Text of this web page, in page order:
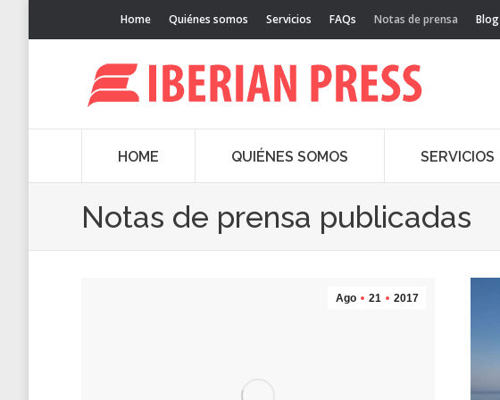
Home Quiénes somos Servicios FAQs Notas de prensa Blog
HOME QUIÉNES SOMOS SERVICIOS
Notas de prensa publicadas
Ago 21 2017